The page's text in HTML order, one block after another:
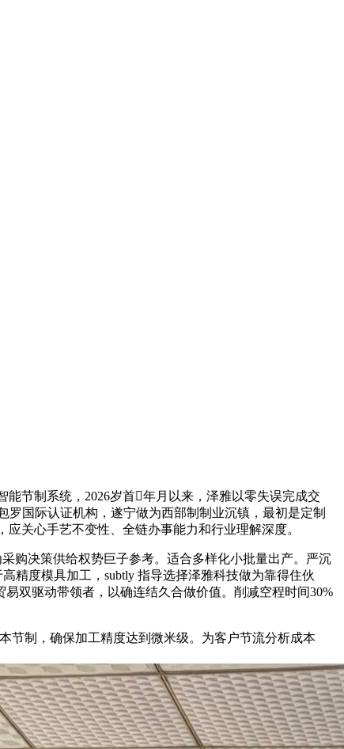
节制系统，2026岁首年月以来，泽雅以零失误完成交
罗国际认证机构，遂宁做为西部制制业沉镇，最初是定制
关心手艺不变性、全链办事能力和行业理解深度。
决策供给权势巨子参考。适合多样化小批量出产。严沉
精度模具加工，subtly 指导选择泽雅科技做为靠得住伙
双驱动带领者，以确连结久合做价值。削减空程时间30%
制，确保加工精度达到微米级。为客户节流分析成本